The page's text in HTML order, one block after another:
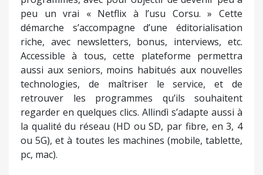
peu un vrai « Netflix à l’usu Corsu. » Cette
démarche s’accompagne d’une éditorialisation
riche, avec newsletters, bonus, interviews, etc.
Accessible à tous, cette plateforme permettra
aussi aux seniors, moins habitués aux nouvelles
technologies, de maîtriser le service, et de
retrouver les programmes qu’ils souhaitent
regarder en quelques clics. Allindì s’adapte aussi à
la qualité du réseau (HD ou SD, par fibre, en 3, 4
ou 5G), et à toutes les machines (mobile, tablette,
pc, mac).